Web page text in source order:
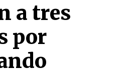
a tres
por